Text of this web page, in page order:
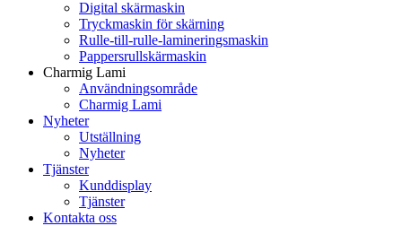
Digital skärmaskin
Tryckmaskin för skärning
Rulle-till-rulle-lamineringsmaskin
Pappersrullskärmaskin
Charmig Lami
Användningsområde
Charmig Lami
Nyheter
Utställning
Nyheter
Tjänster
Kunddisplay
Tjänster
Kontakta oss